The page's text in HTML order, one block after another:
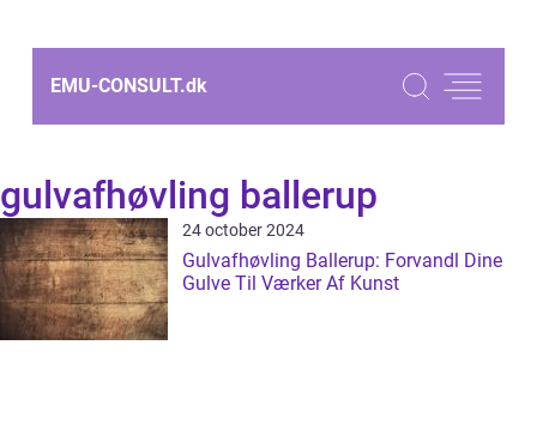
EMU-CONSULT.dk
gulvafhøvling ballerup
24 october 2024
Gulvafhøvling Ballerup: Forvandl Dine
Gulve Til Værker Af Kunst